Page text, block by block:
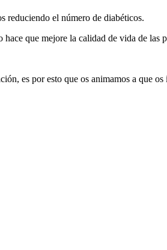
reduciendo el número de diabéticos.
que mejore la calidad de vida de las
es por esto que os animamos a que